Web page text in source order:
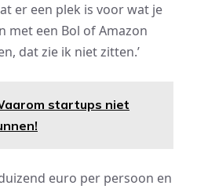
er een plek is voor wat je
met een Bol of Amazon
dat zie ik niet zitten.’
startups niet
euro per persoon en